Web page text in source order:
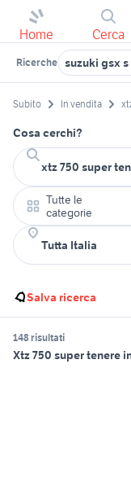
Home Cerca
Ricerche suzuki gsx s
Subito In vendita
Cosa cerchi?
Tutte le
categorie
Salva ricerca
148 risultati
Xtz 750 super tenere